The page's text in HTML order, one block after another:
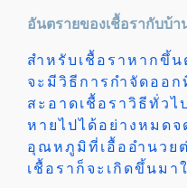
อันตรายของเชื้อรากับบ้า
สำหรับเชื้อราหากขึ้
จะมีวิธีการกำจัดออ
สะอาดเชื้อราวิธีทั่วไ
หายไปได้อย่างหมด
อุณหภูมิที่เอื้ออำนวย
เชื้อราก็จะเกิดขึ้นมา